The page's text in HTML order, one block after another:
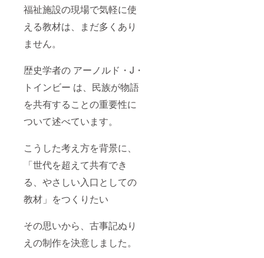
福祉施設の現場で気軽に使
える教材は、まだ多くあり
ません。
歴史学者の アーノルド・J・
トインビー は、民族が物語
を共有することの重要性に
ついて述べています。
こうした考え方を背景に、
「世代を超えて共有でき
る、やさしい入口としての
教材」をつくりたい
その思いから、古事記ぬり
えの制作を決意しました。